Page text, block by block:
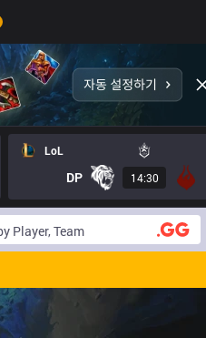
LoL
DP 14:30